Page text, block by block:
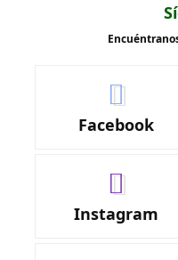
Facebook
Instagram